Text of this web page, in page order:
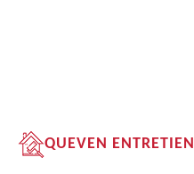
QUEVEN ENTRETIEN